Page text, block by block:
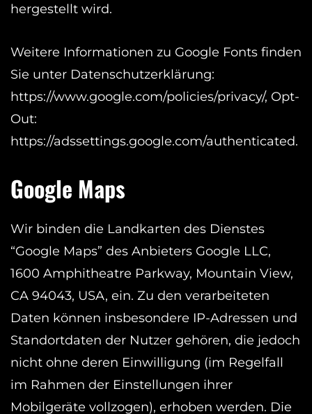
hergestellt wird.
Weitere Informationen zu Google Fonts finden
Sie unter Datenschutzerklärung:
https://www.google.com/policies/privacy/, Opt-
Out:
https://adssettings.google.com/authenticated.
Google Maps
Wir binden die Landkarten des Dienstes
“Google Maps” des Anbieters Google LLC,
1600 Amphitheatre Parkway, Mountain View,
CA 94043, USA, ein. Zu den verarbeiteten
Daten können insbesondere IP-Adressen und
Standortdaten der Nutzer gehören, die jedoch
nicht ohne deren Einwilligung (im Regelfall
im Rahmen der Einstellungen ihrer
Mobilgeräte vollzogen), erhoben werden. Die